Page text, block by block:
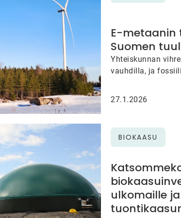
E-metaanin
Suomen
Yhteiskunnan
vauhdilla, ja
energialla, kuten
27.1.2026
BIOKAASU
ulkomaille